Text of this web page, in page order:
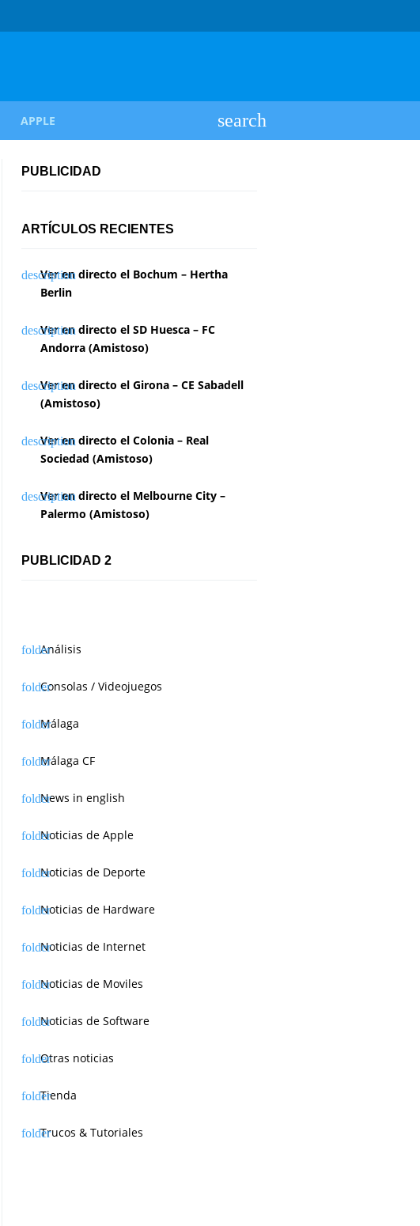
APPLE
PUBLICIDAD
ARTÍCULOS RECIENTES
Ver en directo el Bochum – Hertha
Berlin
Ver en directo el SD Huesca – FC
Andorra (Amistoso)
Ver en directo el Girona – CE Sabadell
(Amistoso)
Ver en directo el Colonia – Real
Sociedad (Amistoso)
Ver en directo el Melbourne City –
Palermo (Amistoso)
PUBLICIDAD 2
Análisis
Consolas / Videojuegos
Málaga
Málaga CF
News in english
Noticias de Apple
Noticias de Deporte
Noticias de Hardware
Noticias de Internet
Noticias de Moviles
Noticias de Software
Otras noticias
Tienda
Trucos & Tutoriales